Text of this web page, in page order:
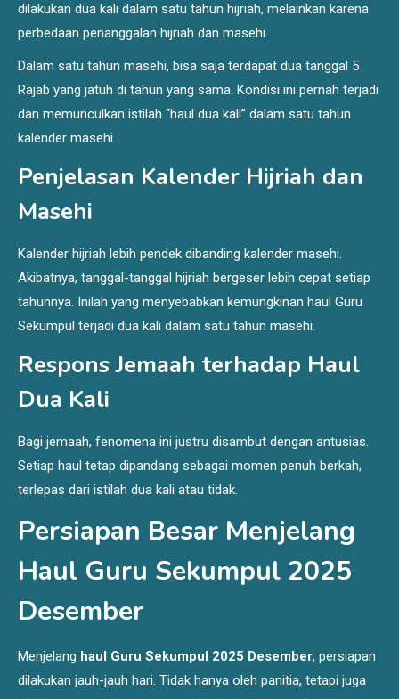
dilakukan dua kali dalam satu tahun hijriah, melainkan karena
perbedaan penanggalan hijriah dan masehi.
Dalam satu tahun masehi, bisa saja terdapat dua tanggal 5
Rajab yang jatuh di tahun yang sama. Kondisi ini pernah terjadi
dan memunculkan istilah “haul dua kali” dalam satu tahun
kalender masehi.
Penjelasan Kalender Hijriah dan
Masehi
Kalender hijriah lebih pendek dibanding kalender masehi.
Akibatnya, tanggal-tanggal hijriah bergeser lebih cepat setiap
tahunnya. Inilah yang menyebabkan kemungkinan haul Guru
Sekumpul terjadi dua kali dalam satu tahun masehi.
Respons Jemaah terhadap Haul
Dua Kali
Bagi jemaah, fenomena ini justru disambut dengan antusias.
Setiap haul tetap dipandang sebagai momen penuh berkah,
terlepas dari istilah dua kali atau tidak.
Persiapan Besar Menjelang
Haul Guru Sekumpul 2025
Desember
Menjelang haul Guru Sekumpul 2025 Desember, persiapan
dilakukan jauh-jauh hari. Tidak hanya oleh panitia, tetapi juga